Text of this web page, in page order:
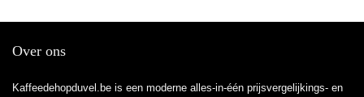
Over ons
Kaffeedehopduvel.be is een moderne alles-in-één prijsvergelijkings- en